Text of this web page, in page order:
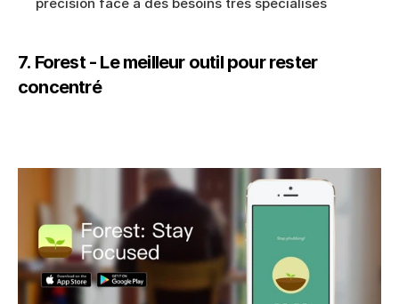
7. Forest - Le meilleur outil pour rester
concentré